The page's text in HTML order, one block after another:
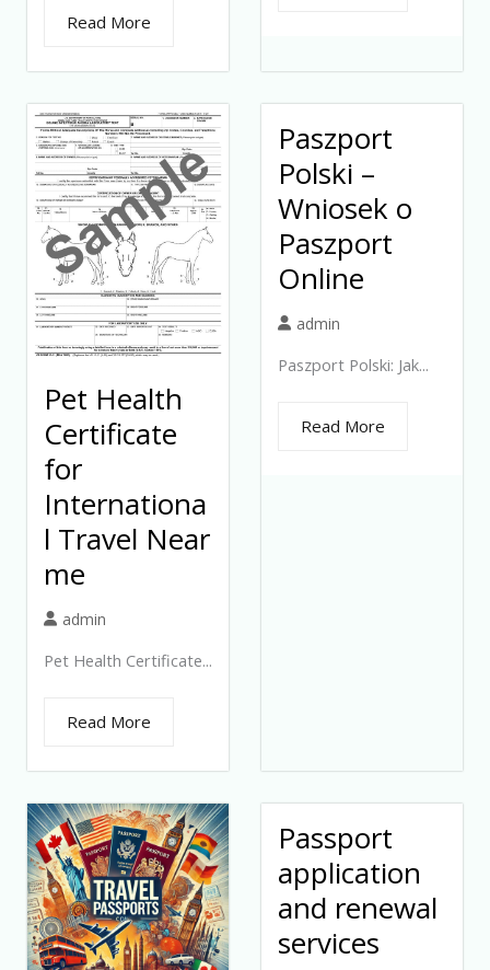
Read More
Pet Health
Certificate
for
Internationa
l Travel Near
me
admin
Pet Health Certificate...
Read More
Paszport
Polski –
Wniosek o
Paszport
Online
admin
Paszport Polski: Jak...
Read More
Passport
application
and renewal
services